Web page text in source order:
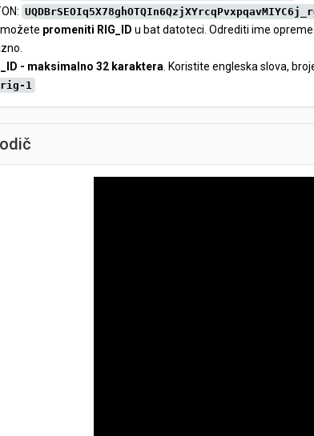
promeniti RIG_ID u bat datoteci. Odrediti ime
- maksimalno 32 karaktera . Koristite engleska slova,
rig-1